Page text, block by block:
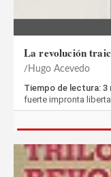
La revolución
Hugo Acevedo
Tiempo de lectura:
fuerte impronta